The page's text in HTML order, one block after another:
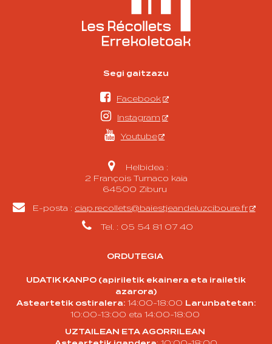
Segi gaitzazu
 Facebook
 Instagram
 Youtube

Helbidea :
2 François Turnaco kaia
64500 Ziburu
 E-posta : ciap.recollets@baiestjeandeluzciboure.fr
 Tel. : 05 54 81 07 40
ORDUTEGIA
UDATIK KANPO (apiriletik ekainera eta irailetik
azarora)
Asteartetik ostiralera: 14:00-18:00 Larunbatetan:
10:00-13:00 eta 14:00-18:00
UZTAILEAN ETA AGORRILEAN